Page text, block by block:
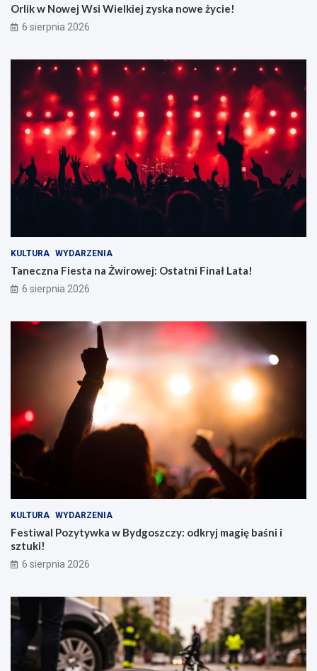
Orlik w Nowej Wsi Wielkiej zyska nowe życie!
6 sierpnia 2026
KULTURA WYDARZENIA
Taneczna Fiesta na Żwirowej: Ostatni Finał Lata!
6 sierpnia 2026
KULTURA WYDARZENIA
Festiwal Pozytywka w Bydgoszczy: odkryj magię baśni i
sztuki!
6 sierpnia 2026